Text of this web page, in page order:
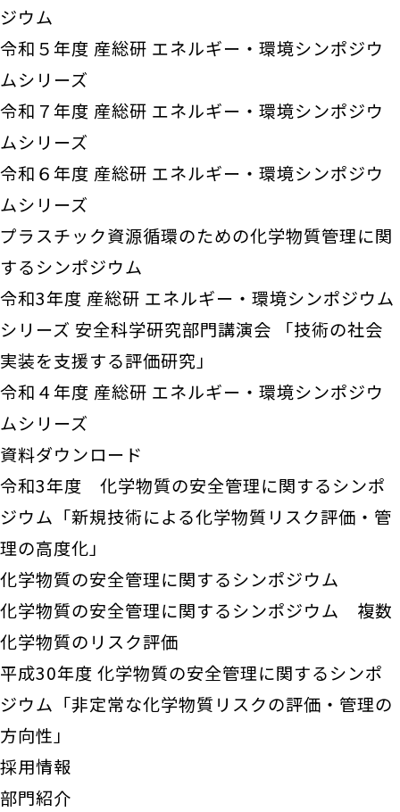
ジウム
令和５年度 産総研 エネルギー・環境シンポジウ
ムシリーズ
令和７年度 産総研 エネルギー・環境シンポジウ
ムシリーズ
令和６年度 産総研 エネルギー・環境シンポジウ
ムシリーズ
プラスチック資源循環のための化学物質管理に関
するシンポジウム
令和3年度 産総研 エネルギー・環境シンポジウム
シリーズ 安全科学研究部門講演会 「技術の社会
実装を支援する評価研究」
令和４年度 産総研 エネルギー・環境シンポジウ
ムシリーズ
資料ダウンロード
令和3年度 化学物質の安全管理に関するシンポ
ジウム「新規技術による化学物質リスク評価・管
理の高度化」
化学物質の安全管理に関するシンポジウム
化学物質の安全管理に関するシンポジウム 複数
化学物質のリスク評価
平成30年度 化学物質の安全管理に関するシンポ
ジウム「非定常な化学物質リスクの評価・管理の
方向性」
採用情報
部門紹介